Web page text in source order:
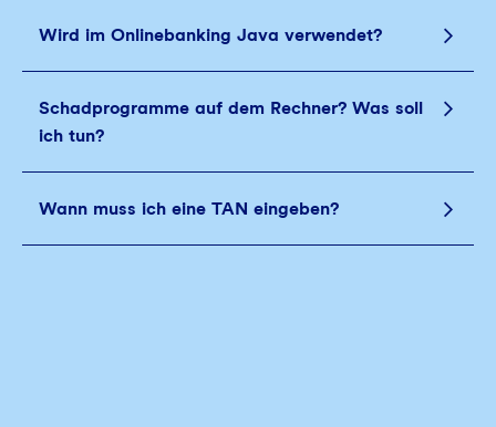
Wird im Onlinebanking Java verwendet?
Schadprogramme auf dem Rechner? Was soll
ich tun?
Wann muss ich eine TAN eingeben?